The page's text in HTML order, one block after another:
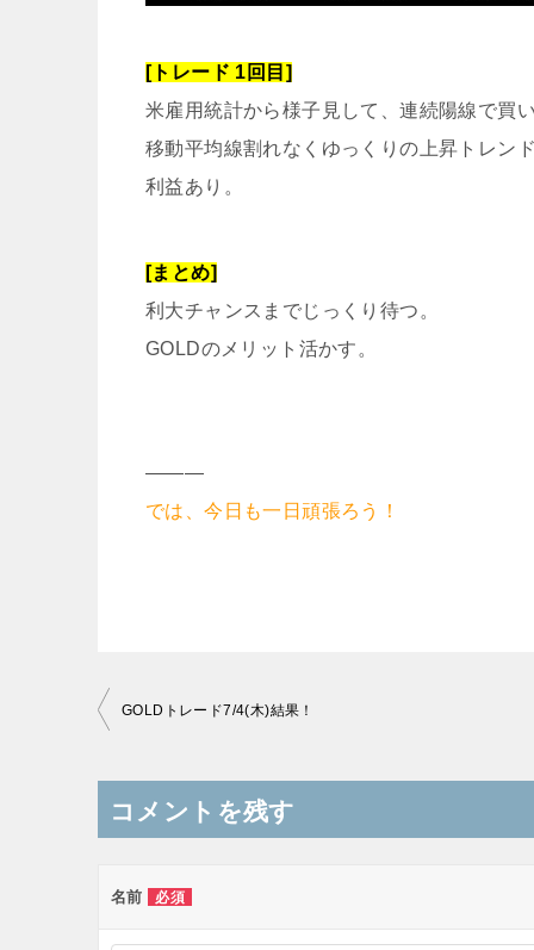
[トレード 1回目]
米雇用統計から様子見して、連続陽線で買い
移動平均線割れなくゆっくりの上昇トレンド
利益あり。
[まとめ]
利大チャンスまでじっくり待つ。
GOLDのメリット活かす。
———
では、今日も一日頑張ろう！
投
ナ
ビ
ー
GOLDトレード7/4(木)結果！
コメントを残す
名前 必須